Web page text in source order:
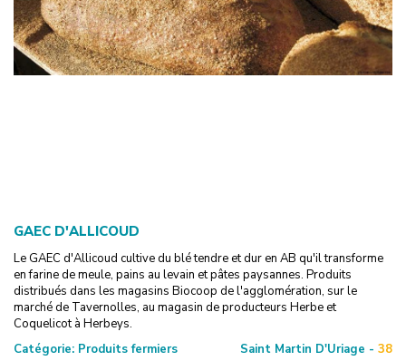
GAEC D'ALLICOUD
Le GAEC d'Allicoud cultive du blé tendre et dur en AB qu'il transforme
en farine de meule, pains au levain et pâtes paysannes. Produits
distribués dans les magasins Biocoop de l'agglomération, sur le
marché de Tavernolles, au magasin de producteurs Herbe et
Coquelicot à Herbeys.
Catégorie: Produits fermiers Saint Martin D'Uriage - 38